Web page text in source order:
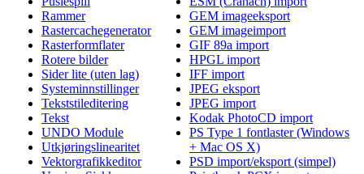
Rammer
Rastercachegenerator
Rasterformflater
Rotere bilder
Sider lite (uten lag)
Systeminnstillinger
Tekststileditering
Tekst
UNDO Module
Utkjøringslinearitet
Vektorgrafikkeditor
GEM imageeksport
GEM imageimport
GIF 89a import
HPGL import
IFF import
JPEG eksport
JPEG import
Kodak PhotoCD import
PS Type 1 fontlaster (Windows
+ Mac OS X)
PSD import/eksport (simpel)